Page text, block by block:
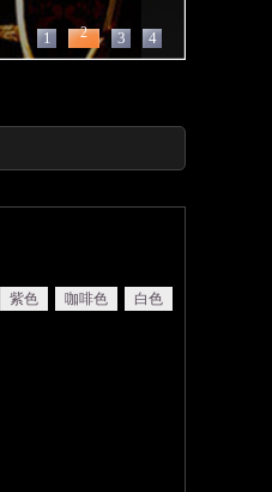
1 2 3 4
紫色 咖啡色 白色